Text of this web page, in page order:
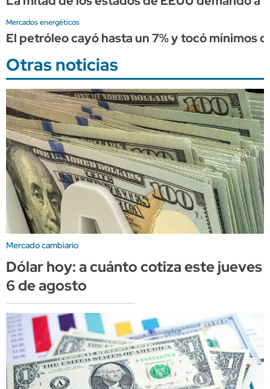
Mercados energéticos
El petróleo cayó hasta un 7% y tocó mínimos
Otras noticias
Mercado cambiario
Dólar hoy: a cuánto cotiza este jueves
6 de agosto